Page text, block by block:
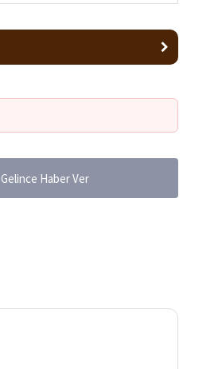
Gelince Haber Ver